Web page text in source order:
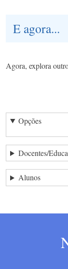
E agora...
Agora, explora
Opções
Docentes/
Alunos